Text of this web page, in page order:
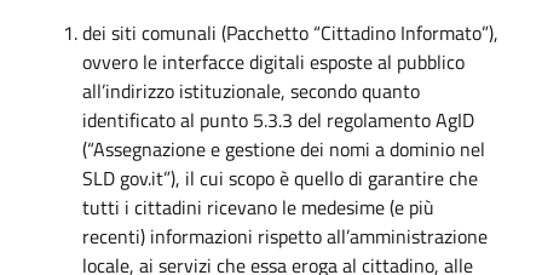
dei siti comunali (Pacchetto “Cittadino Informato”),
ovvero le interfacce digitali esposte al pubblico
all’indirizzo istituzionale, secondo quanto
identificato al punto 5.3.3 del regolamento AgID
(“Assegnazione e gestione dei nomi a dominio nel
SLD gov.it”), il cui scopo è quello di garantire che
tutti i cittadini ricevano le medesime (e più
recenti) informazioni rispetto all’amministrazione
locale, ai servizi che essa eroga al cittadino, alle